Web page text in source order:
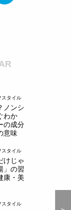
スタイル
ノンシ
わか
の成分
意味
スタイル
けじゃ
」の習
康・美
スタイル